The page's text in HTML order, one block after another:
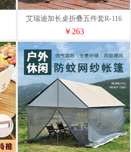
艾瑞迪加长桌折叠五件套R-116
￥263